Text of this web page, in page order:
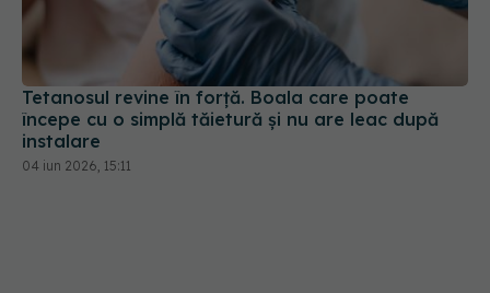
Tetanosul revine în forță. Boala care poate
începe cu o simplă tăietură și nu are leac după
instalare
04 iun 2026, 15:11